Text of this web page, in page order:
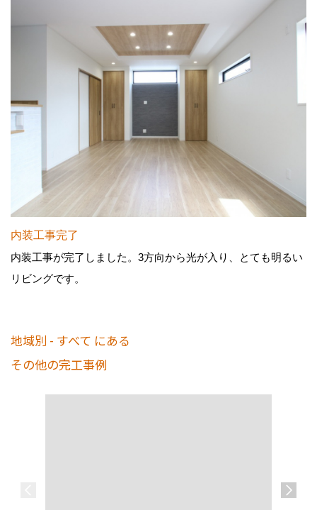
内装工事完了
内装工事が完了しました。3方向から光が入り、とても明るい
リビングです。
地域別 - すべて にある
その他の完工事例